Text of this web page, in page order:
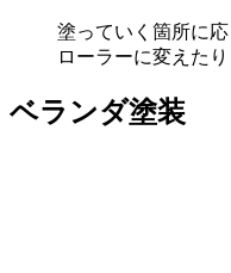
塗っていく箇所に
ローラーに変えたり
ベランダ塗装